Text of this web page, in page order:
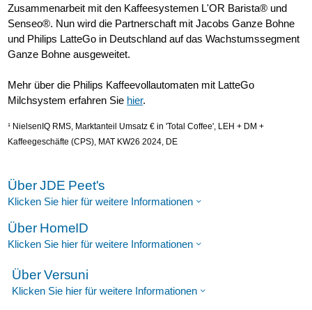
Zusammenarbeit mit den Kaffeesystemen L'OR Barista® und
Senseo®. Nun wird die Partnerschaft mit Jacobs Ganze Bohne
und Philips LatteGo in Deutschland auf das Wachstumssegment
Ganze Bohne ausgeweitet.
Mehr über die Philips Kaffeevollautomaten mit LatteGo
Milchsystem erfahren Sie hier.
¹ NielsenIQ RMS, Marktanteil Umsatz € in 'Total Coffee', LEH + DM +
Kaffeegeschäfte (CPS), MAT KW26 2024, DE
Über JDE Peet's
Klicken Sie hier für weitere Informationen
Über HomeID
Klicken Sie hier für weitere Informationen
Über Versuni
Klicken Sie hier für weitere Informationen